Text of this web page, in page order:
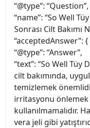
“@type”: “Question”,
“name”: “So Well
Sonrası Cilt Bakımı
“acceptedAnswer”: {
“@type”: “Answer”,
“text”: “So Well Tüy
cilt bakımında,
temizlemek
irritasyonu
kullanılmamalıdır.
vera jeli gibi